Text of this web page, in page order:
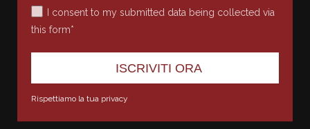
I consent to my submitted data being collected via
this form*
Rispettiamo la tua privacy